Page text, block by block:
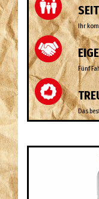
Ihr
Fünf
Das